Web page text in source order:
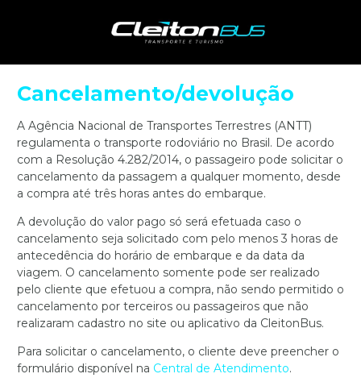
Cancelamento/devolução
A Agência Nacional de Transportes Terrestres (ANTT)
regulamenta o transporte rodoviário no Brasil. De acordo
com a Resolução 4.282/2014, o passageiro pode solicitar o
cancelamento da passagem a qualquer momento, desde
a compra até três horas antes do embarque.
A devolução do valor pago só será efetuada caso o
cancelamento seja solicitado com pelo menos 3 horas de
antecedência do horário de embarque e da data da
viagem. O cancelamento somente pode ser realizado
pelo cliente que efetuou a compra, não sendo permitido o
cancelamento por terceiros ou passageiros que não
realizaram cadastro no site ou aplicativo da CleitonBus.
Para solicitar o cancelamento, o cliente deve preencher o
formulário disponível na Central de Atendimento.